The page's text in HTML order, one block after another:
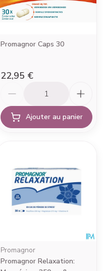
Promagnor Caps 30
22,95 €
Ajouter au panier
Promagnor
Promagnor Relaxation: